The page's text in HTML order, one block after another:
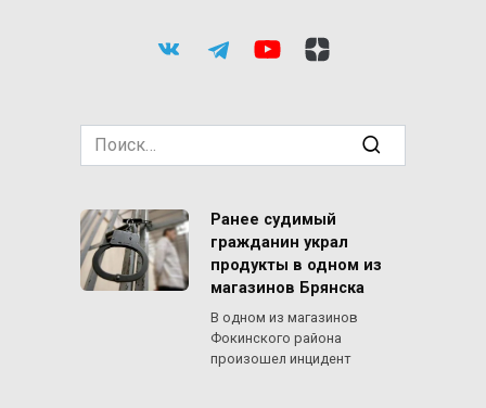
Search
for:
Ранее судимый
гражданин украл
продукты в одном из
магазинов Брянска
В одном из магазинов
Фокинского района
произошел инцидент